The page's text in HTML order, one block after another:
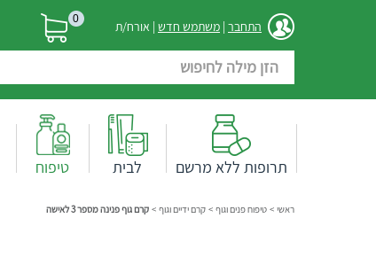
התחבר | משתמש חדש | אורח/ת 0
תרופות ללא מרשם לבית טיפוח
ראשי > טיפוח פנים וגוף > קרם ידיים וגוף > קרם גוף פנינה מספר 3 לאישה